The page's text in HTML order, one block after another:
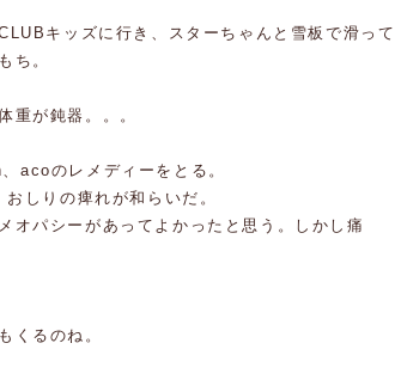
キッズに行き、スターちゃんと雪板で滑って
ち。
重が鈍器。。。
acoのレメディーをとる。
しりの痺れが和らいだ。
オパシーがあってよかったと思う。しかし痛
くるのね。